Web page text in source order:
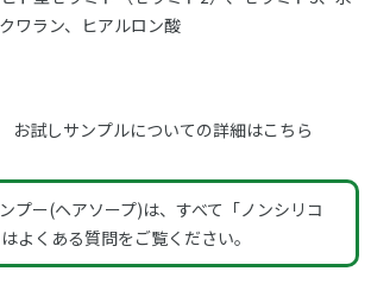
ワラン、ヒアルロン酸
お試しサンプルについての詳細はこちら
プー(ヘアソープ)は、すべて「ノンシリコ
よくある質問をご覧ください。